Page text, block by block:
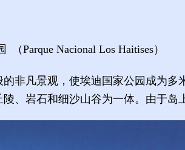
（Parque Nacional Los Haitises）
非凡景观，使埃迪国家公园成为
、岩石和细沙山谷为一体。由于